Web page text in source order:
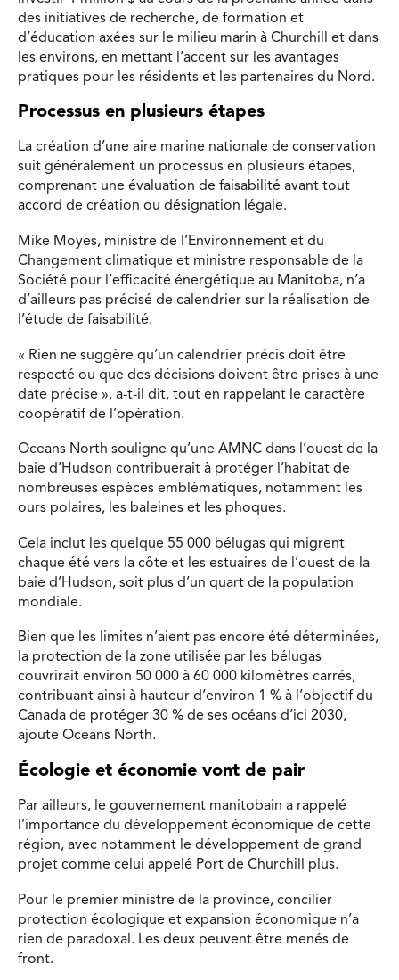
des initiatives de recherche, de formation et
d’éducation axées sur le milieu marin à Churchill et dans
les environs, en mettant l’accent sur les avantages
pratiques pour les résidents et les partenaires du Nord.
Processus en plusieurs étapes
La création d’une aire marine nationale de conservation
suit généralement un processus en plusieurs étapes,
comprenant une évaluation de faisabilité avant tout
accord de création ou désignation légale.
Mike Moyes, ministre de l’Environnement et du
Changement climatique et ministre responsable de la
Société pour l’efficacité énergétique au Manitoba, n’a
d’ailleurs pas précisé de calendrier sur la réalisation de
l’étude de faisabilité.
« Rien ne suggère qu’un calendrier précis doit être
respecté ou que des décisions doivent être prises à une
date précise », a-t-il dit, tout en rappelant le caractère
coopératif de l’opération.
Oceans North souligne qu’une AMNC dans l’ouest de la
baie d’Hudson contribuerait à protéger l’habitat de
nombreuses espèces emblématiques, notamment les
ours polaires, les baleines et les phoques.
Cela inclut les quelque 55 000 bélugas qui migrent
chaque été vers la côte et les estuaires de l’ouest de la
baie d’Hudson, soit plus d’un quart de la population
mondiale.
Bien que les limites n’aient pas encore été déterminées,
la protection de la zone utilisée par les bélugas
couvrirait environ 50 000 à 60 000 kilomètres carrés,
contribuant ainsi à hauteur d’environ 1 % à l’objectif du
Canada de protéger 30 % de ses océans d’ici 2030,
ajoute Oceans North.
Écologie et économie vont de pair
Par ailleurs, le gouvernement manitobain a rappelé
l’importance du développement économique de cette
région, avec notamment le développement de grand
projet comme celui appelé Port de Churchill plus.
Pour le premier ministre de la province, concilier
protection écologique et expansion économique n’a
rien de paradoxal. Les deux peuvent être menés de
front.